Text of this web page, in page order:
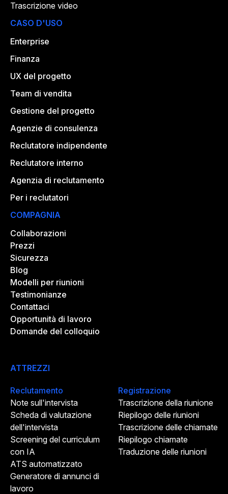
Trascrizione video
CASO D'USO
Enterprise
Finanza
UX del progetto
Team di vendita
Gestione del progetto
Agenzie di consulenza
Reclutatore indipendente
Reclutatore interno
Agenzia di reclutamento
Per i reclutatori
COMPAGNIA
Collaborazioni
Prezzi
Sicurezza
Blog
Modelli per riunioni
Testimonianze
Contattaci
Opportunità di lavoro
Domande del colloquio
ATTREZZI
Reclutamento
Note sull'intervista
Scheda di valutazione
dell'intervista
Screening del curriculum
con IA
ATS automatizzato
Generatore di annunci di
lavoro
Registrazione
Trascrizione della riunione
Riepilogo delle riunioni
Trascrizione delle chiamate
Riepilogo chiamate
Traduzione delle riunioni